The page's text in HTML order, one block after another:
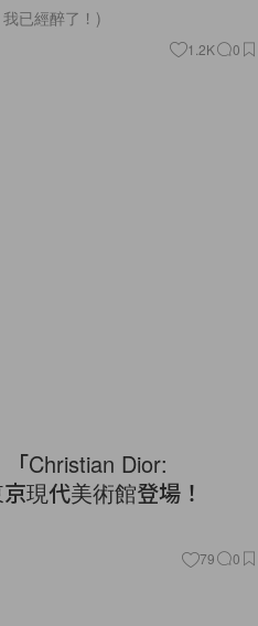
已經醉了！)
1.2K 0
Christian Dior:
現代美術館登場！
79 0